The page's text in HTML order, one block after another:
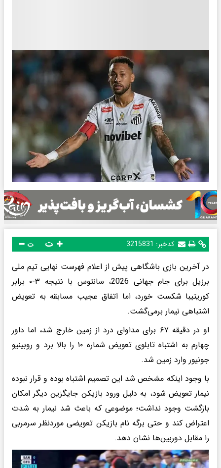
کدخبر: 3215831 ت
در آخرین بازی باشگاهی پیش از اعلام فهرست نهایی تیم ملی
برزیل برای جام جهانی 2026، سانتوس با نتیجه ۳-۰ برابر
کوریتیبا شکست خورد، اما اتفاق عجیب مسابقه به تعویض
اشتباهی نیمار برمی‌گشت.
او در دقیقه ۶۷ برای مداوای درد از زمین خارج شد، اما داور
چهارم به اشتباه تابلوی تعویض شماره ۱۰ را بالا برد و روبینیو
جونیور وارد زمین شد.
با وجود اینکه مشخص شد این تصمیم اشتباه بوده و قرار نبوده
نیمار تعویض شود، به دلیل ورود بازیکن جایگزین دیگر امکان
بازگشت وجود نداشت؛ موضوعی که باعث شد نیمار به شدت
اعتراض کند و حتی برگه نام بازیکن تعویضی موردنظر سرمربی
را مقابل دوربین‌ها نشان دهد.